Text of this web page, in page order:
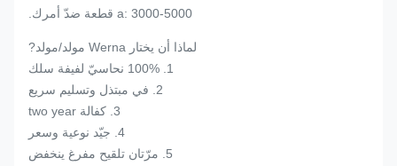
a: 3000-5000 قطعة ضدّ أمرك.
لماذا أن يختار Werna مولد/مولد?
1. 100% نحاسيّ لفيفة سلك
2. في مبتذل وتسليم سريع
3. كفالة two year
4. جيّد نوعية وسعر
5. مرّتان تلقيح مفرغ ينخفض